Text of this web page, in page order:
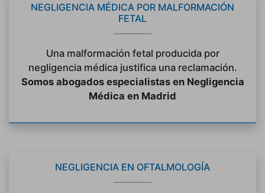
NEGLIGENCIA MÉDICA POR MALFORMACIÓN
FETAL
Una malformación fetal producida por
negligencia médica justifica una reclamación.
Somos abogados especialistas en Negligencia
Médica en Madrid
NEGLIGENCIA EN OFTALMOLOGÍA